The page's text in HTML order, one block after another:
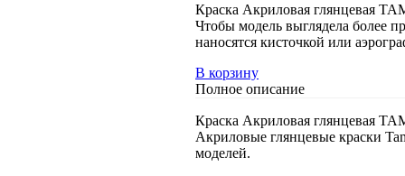
Краска Акриловая глянцевая
Чтобы модель выглядела более
наносятся кисточкой или
В корзину
Полное описание
Краска Акриловая глянцевая
Акриловые глянцевые краски
моделей.